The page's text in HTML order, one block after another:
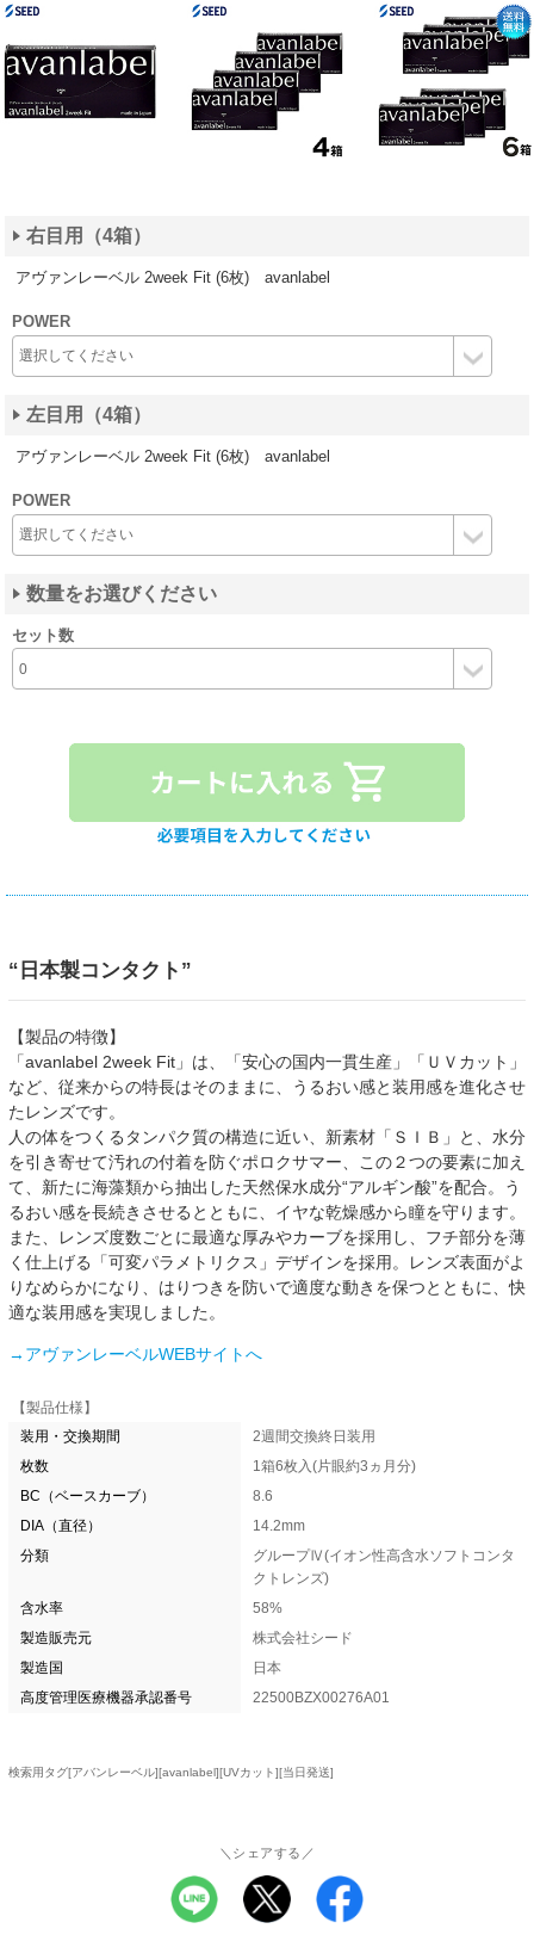
右目用（4箱）
アヴァンレーベル 2week Fit (6枚) avanlabel
POWER
左目用（4箱）
アヴァンレーベル 2week Fit (6枚) avanlabel
POWER
数量をお選びください
セット数
“日本製コンタクト”
【製品の特徴】
「avanlabel 2week Fit」は、「安心の国内一貫生産」「ＵＶカット」
など、従来からの特長はそのままに、うるおい感と装用感を進化させ
たレンズです。
人の体をつくるタンパク質の構造に近い、新素材「ＳＩＢ」と、水分
を引き寄せて汚れの付着を防ぐポロクサマー、この２つの要素に加え
て、新たに海藻類から抽出した天然保水成分“アルギン酸”を配合。う
るおい感を長続きさせるとともに、イヤな乾燥感から瞳を守ります。
また、レンズ度数ごとに最適な厚みやカーブを採用し、フチ部分を薄
く仕上げる「可変パラメトリクス」デザインを採用。レンズ表面がよ
りなめらかになり、はりつきを防いで適度な動きを保つとともに、快
適な装用感を実現しました。
→アヴァンレーベルWEBサイトへ
【製品仕様】
装用・交換期間
2週間交換終日装用
枚数
1箱6枚入(片眼約3ヵ月分)
BC（ベースカーブ）
8.6
DIA（直径）
14.2mm
分類
グループⅣ(イオン性高含水ソフトコンタ
クトレンズ)
含水率
58%
製造販売元
株式会社シード
製造国
日本
高度管理医療機器承認番号
22500BZX00276A01
検索用タグ[アバンレーベル][avanlabel][UVカット][当日発送]
＼シェアする／